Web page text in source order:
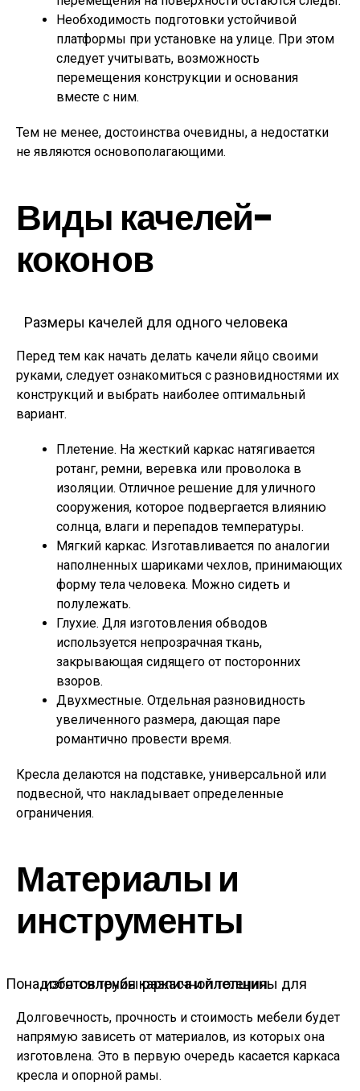
Необходимость подготовки устойчивой
платформы при установке на улице. При этом
следует учитывать, возможность
перемещения конструкции и основания
вместе с ним.
Тем не менее, достоинства очевидны, а недостатки
не являются основополагающими.
Виды качелей-
коконов
Размеры качелей для одного человека
Перед тем как начать делать качели яйцо своими
руками, следует ознакомиться с разновидностями их
конструкций и выбрать наиболее оптимальный
вариант.
Плетение. На жесткий каркас натягивается
ротанг, ремни, веревка или проволока в
изоляции. Отличное решение для уличного
сооружения, которое подвергается влиянию
солнца, влаги и перепадов температуры.
Мягкий каркас. Изготавливается по аналогии
наполненных шариками чехлов, принимающих
форму тела человека. Можно сидеть и
полулежать.
Глухие. Для изготовления обводов
используется непрозрачная ткань,
закрывающая сидящего от посторонних
взоров.
Двухместные. Отдельная разновидность
увеличенного размера, дающая паре
романтично провести время.
Кресла делаются на подставке, универсальной или
подвесной, что накладывает определенные
ограничения.
Материалы и
инструменты
Понадобятся трубы различной толщины для изготовления каркаса и плетения
Долговечность, прочность и стоимость мебели будет
напрямую зависеть от материалов, из которых она
изготовлена. Это в первую очередь касается каркаса
кресла и опорной рамы.